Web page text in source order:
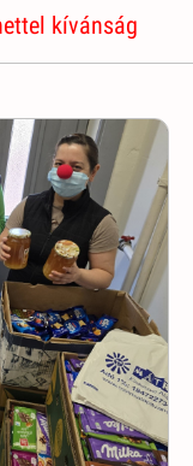
kívánság